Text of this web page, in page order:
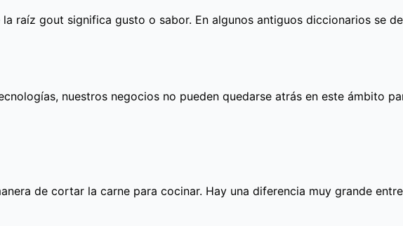
raíz gout significa gusto o sabor. En algunos antiguos diccionarios se
nuestros negocios no pueden quedarse atrás en este ámbito
de cortar la carne para cocinar. Hay una diferencia muy grande